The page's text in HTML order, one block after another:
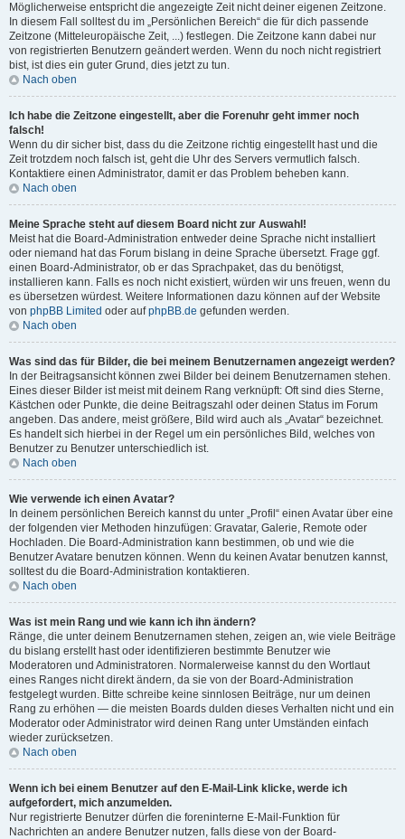
Möglicherweise entspricht die angezeigte Zeit nicht deiner eigenen Zeitzone.
In diesem Fall solltest du im „Persönlichen Bereich“ die für dich passende
Zeitzone (Mitteleuropäische Zeit, ...) festlegen. Die Zeitzone kann dabei nur
von registrierten Benutzern geändert werden. Wenn du noch nicht registriert
bist, ist dies ein guter Grund, dies jetzt zu tun.
Nach oben
Ich habe die Zeitzone eingestellt, aber die Forenuhr geht immer noch
falsch!
Wenn du dir sicher bist, dass du die Zeitzone richtig eingestellt hast und die
Zeit trotzdem noch falsch ist, geht die Uhr des Servers vermutlich falsch.
Kontaktiere einen Administrator, damit er das Problem beheben kann.
Nach oben
Meine Sprache steht auf diesem Board nicht zur Auswahl!
Meist hat die Board-Administration entweder deine Sprache nicht installiert
oder niemand hat das Forum bislang in deine Sprache übersetzt. Frage ggf.
einen Board-Administrator, ob er das Sprachpaket, das du benötigst,
installieren kann. Falls es noch nicht existiert, würden wir uns freuen, wenn du
es übersetzen würdest. Weitere Informationen dazu können auf der Website
von phpBB Limited oder aufphpBB.de gefunden werden.
Nach oben
Was sind das für Bilder, die bei meinem Benutzernamen angezeigt werden?
In der Beitragsansicht können zwei Bilder bei deinem Benutzernamen stehen.
Eines dieser Bilder ist meist mit deinem Rang verknüpft: Oft sind dies Sterne,
Kästchen oder Punkte, die deine Beitragszahl oder deinen Status im Forum
angeben. Das andere, meist größere, Bild wird auch als „Avatar“ bezeichnet.
Es handelt sich hierbei in der Regel um ein persönliches Bild, welches von
Benutzer zu Benutzer unterschiedlich ist.
Nach oben
Wie verwende ich einen Avatar?
In deinem persönlichen Bereich kannst du unter „Profil“ einen Avatar über eine
der folgenden vier Methoden hinzufügen: Gravatar, Galerie, Remote oder
Hochladen. Die Board-Administration kann bestimmen, ob und wie die
Benutzer Avatare benutzen können. Wenn du keinen Avatar benutzen kannst,
solltest du die Board-Administration kontaktieren.
Nach oben
Was ist mein Rang und wie kann ich ihn ändern?
Ränge, die unter deinem Benutzernamen stehen, zeigen an, wie viele Beiträge
du bislang erstellt hast oder identifizieren bestimmte Benutzer wie
Moderatoren und Administratoren. Normalerweise kannst du den Wortlaut
eines Ranges nicht direkt ändern, da sie von der Board-Administration
festgelegt wurden. Bitte schreibe keine sinnlosen Beiträge, nur um deinen
Rang zu erhöhen — die meisten Boards dulden dieses Verhalten nicht und ein
Moderator oder Administrator wird deinen Rang unter Umständen einfach
wieder zurücksetzen.
Nach oben
Wenn ich bei einem Benutzer auf den E-Mail-Link klicke, werde ich
aufgefordert, mich anzumelden.
Nur registrierte Benutzer dürfen die foreninterne E-Mail-Funktion für
Nachrichten an andere Benutzer nutzen, falls diese von der Board-